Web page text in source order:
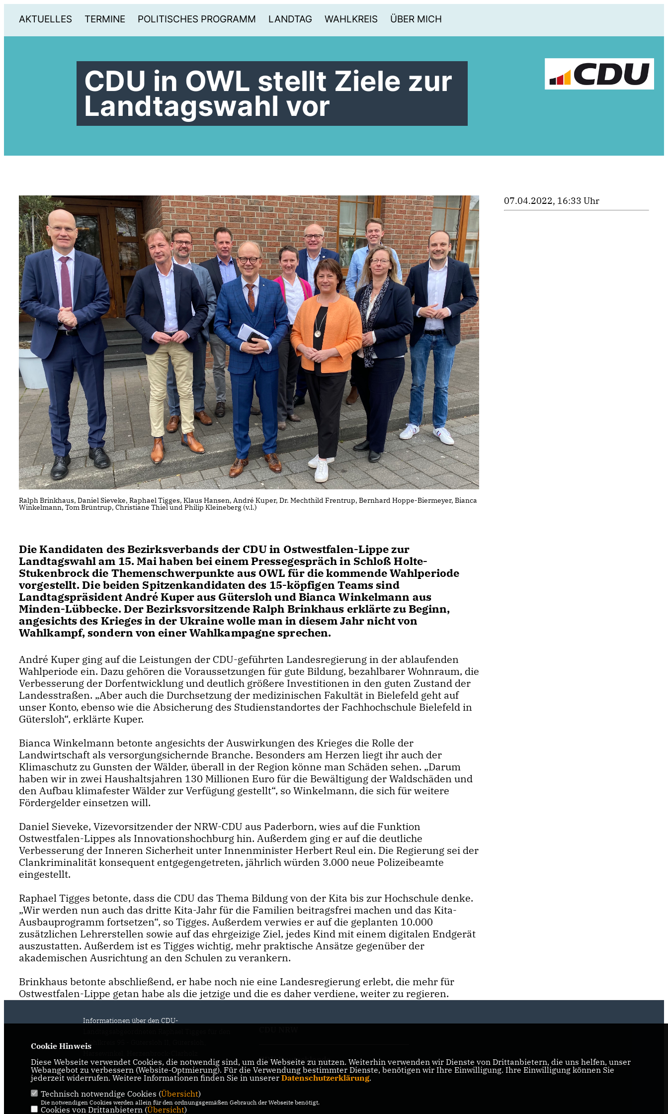
AKTUELLES TERMINE POLITISCHES PROGRAMM LANDTAG WAHLKREIS ÜBER MICH
CDU in OWL stellt Ziele zur
Landtagswahl vor
Ralph Brinkhaus, Daniel Sieveke, Raphael Tigges, Klaus Hansen, André Kuper, Dr. Mechthild Frentrup, Bernhard Hoppe-Biermeyer, Bianca
Winkelmann, Tom Brüntrup, Christiane Thiel und Philip Kleineberg (v.l.)
Die Kandidaten des Bezirksverbands der CDU in Ostwestfalen-Lippe zur
Landtagswahl am 15. Mai haben bei einem Pressegespräch in Schloß Holte-
Stukenbrock die Themenschwerpunkte aus OWL für die kommende Wahlperiode
vorgestellt. Die beiden Spitzenkandidaten des 15-köpfigen Teams sind
Landtagspräsident André Kuper aus Gütersloh und Bianca Winkelmann aus
Minden-Lübbecke. Der Bezirksvorsitzende Ralph Brinkhaus erklärte zu Beginn,
angesichts des Krieges in der Ukraine wolle man in diesem Jahr nicht von
Wahlkampf, sondern von einer Wahlkampagne sprechen.
André Kuper ging auf die Leistungen der CDU-geführten Landesregierung in der ablaufenden
Wahlperiode ein. Dazu gehören die Voraussetzungen für gute Bildung, bezahlbarer Wohnraum, die
Verbesserung der Dorfentwicklung und deutlich größere Investitionen in den guten Zustand der
Landesstraßen. „Aber auch die Durchsetzung der medizinischen Fakultät in Bielefeld geht auf
unser Konto, ebenso wie die Absicherung des Studienstandortes der Fachhochschule Bielefeld in
Gütersloh“, erklärte Kuper.
Bianca Winkelmann betonte angesichts der Auswirkungen des Krieges die Rolle der
Landwirtschaft als versorgungsichernde Branche. Besonders am Herzen liegt ihr auch der
Klimaschutz zu Gunsten der Wälder, überall in der Region könne man Schäden sehen. „Darum
haben wir in zwei Haushaltsjahren 130 Millionen Euro für die Bewältigung der Waldschäden und
den Aufbau klimafester Wälder zur Verfügung gestellt“, so Winkelmann, die sich für weitere
Fördergelder einsetzen will.
Daniel Sieveke, Vizevorsitzender der NRW-CDU aus Paderborn, wies auf die Funktion
Ostwestfalen-Lippes als Innovationshochburg hin. Außerdem ging er auf die deutliche
Verbesserung der Inneren Sicherheit unter Innenminister Herbert Reul ein. Die Regierung sei der
Clankriminalität konsequent entgegengetreten, jährlich würden 3.000 neue Polizeibeamte
eingestellt.
Raphael Tigges betonte, dass die CDU das Thema Bildung von der Kita bis zur Hochschule denke.
Wir werden nun auch das dritte Kita-Jahr für die Familien beitragsfrei machen und das Kita-
Ausbauprogramm fortsetzen“, so Tigges. Außerdem verwies er auf die geplanten 10.000
zusätzlichen Lehrerstellen sowie auf das ehrgeizige Ziel, jedes Kind mit einem digitalen Endgerät
auszustatten. Außerdem ist es Tigges wichtig, mehr praktische Ansätze gegenüber der
akademischen Ausrichtung an den Schulen zu verankern.
Brinkhaus betonte abschließend, er habe noch nie eine Landesregierung erlebt, die mehr für
Ostwestfalen-Lippe getan habe als die jetzige und die es daher verdiene, weiter zu regieren.
07.04.2022, 16:33 Uhr
Informationen über den CDU-
Wahlkreis 95 - Gütersloh II, Gütersloh,
IMPRESSUM
DATENSCHUTZ
CDU Deutschlands
Cookie Hinweis
Diese Webseite verwendet Cookies, die notwendig sind, um die Webseite zu nutzen. Weiterhin verwenden wir Dienste von Drittanbietern, die uns helfen, unser
Webangebot zu verbessern (Website-Optmierung). Für die Verwendung bestimmter Dienste, benötigen wir Ihre Einwilligung. Ihre Einwilligung können Sie
jederzeit widerrufen. Weitere Informationen finden Sie in unserer Datenschutzerklärung.
Technisch notwendige Cookies (Übersicht)
Die notwendigen Cookies werden allein für den ordnungsgemäßen Gebrauch der Webseite benötigt.
Cookies von Drittanbietern (Übersicht)